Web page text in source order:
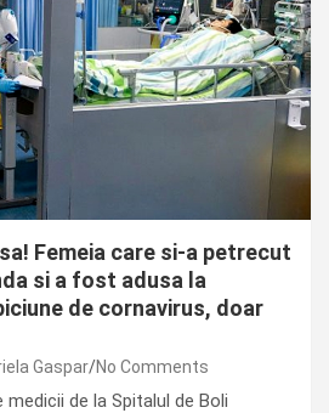
Femeia care si-a petrecut
si a fost adusa la
de cornavirus, doar
Gaspar No Comments
de la Spitalul de Boli